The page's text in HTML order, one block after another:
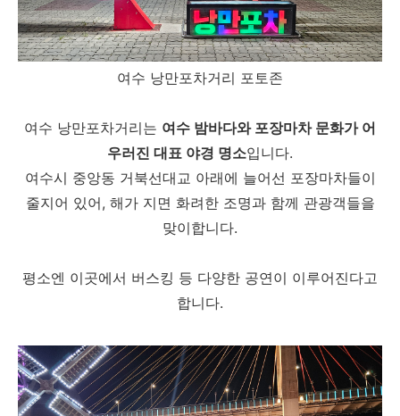
여수 낭만포차거리 포토존
여수 낭만포차거리는 여수 밤바다와 포장마차 문화가 어
우러진 대표 야경 명소입니다.
여수시 중앙동 거북선대교 아래에 늘어선 포장마차들이
줄지어 있어, 해가 지면 화려한 조명과 함께 관광객들을
맞이합니다.
평소엔 이곳에서 버스킹 등 다양한 공연이 이루어진다고
합니다.